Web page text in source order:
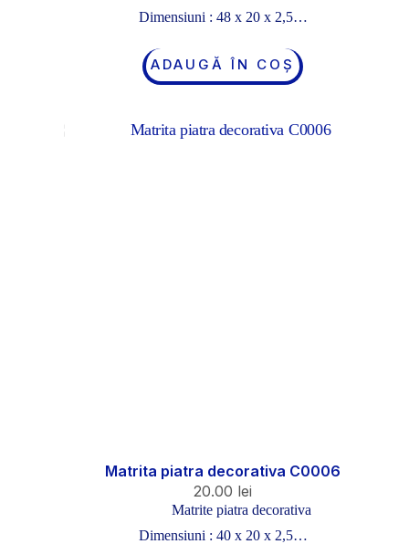
Dimensiuni : 48 x 20 x 2,5…
ADAUGĂ ÎN COȘ
Matrita piatra decorativa C0006
20.00 lei
Matrite piatra decorativa
Dimensiuni : 40 x 20 x 2,5…